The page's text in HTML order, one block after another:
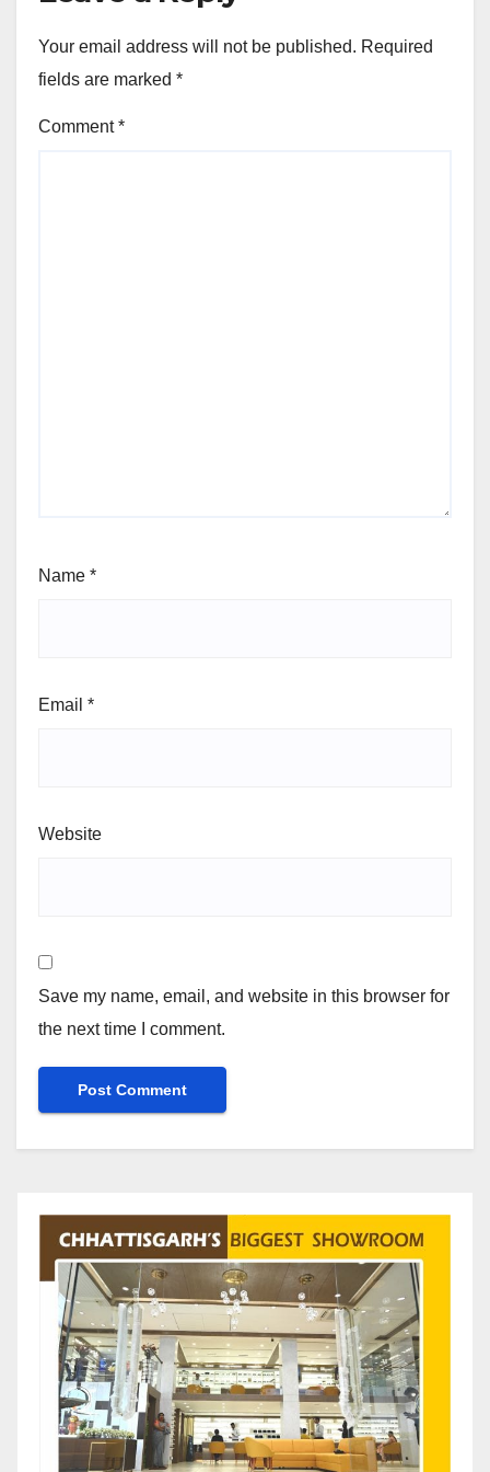
Your email address will not be published. Required
fields are marked *
Comment*
Name *
Email *
Website
Save my name, email, and website in this browser for
the next time I comment.